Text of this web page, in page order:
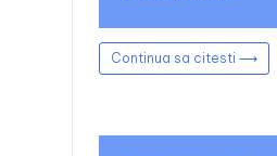
Continua sa citesti ⟶